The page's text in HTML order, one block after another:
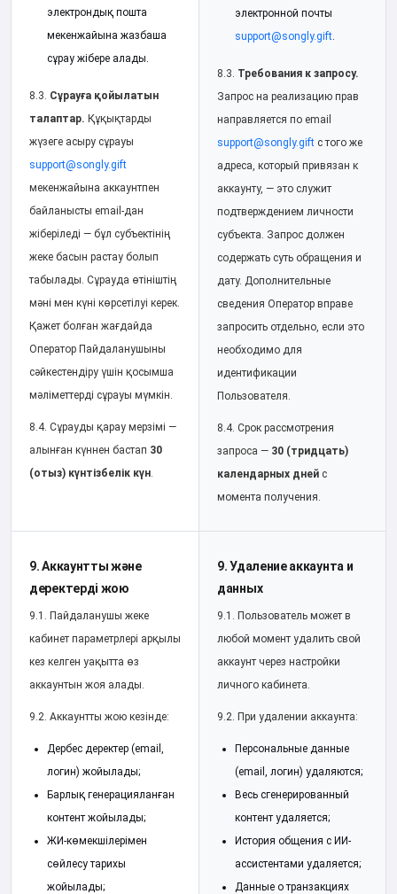
электрондық пошта
мекенжайына жазбаша
сұрау жібере алады.
8.3. Сұрауға қойылатын
талаптар. Құқықтарды
жүзеге асыру сұрауы
support@songly.gift
мекенжайына аккаунтпен
байланысты email-дан
жіберіледі — бұл субъектінің
жеке басын растау болып
табылады. Сұрауда өтініштің
мәні мен күні көрсетілуі керек.
Қажет болған жағдайда
Оператор Пайдаланушыны
сәйкестендіру үшін қосымша
мәліметтерді сұрауы мүмкін.
8.4. Сұрауды қарау мерзімі —
алынған күннен бастап 30
(отыз) күнтізбелік күн.
электронной почты
support@songly.gift.
8.3. Требования к запросу.
Запрос на реализацию прав
направляется по email
support@songly.gift с того же
адреса, который привязан к
аккаунту, — это служит
подтверждением личности
субъекта. Запрос должен
содержать суть обращения и
дату. Дополнительные
сведения Оператор вправе
запросить отдельно, если это
необходимо для
идентификации
Пользователя.
8.4. Срок рассмотрения
запроса — 30 (тридцать)
календарных дней с
момента получения.
9. Аккаунтты және
деректерді жою
9.1. Пайдаланушы жеке
кабинет параметрлері арқылы
кез келген уақытта өз
аккаунтын жоя алады.
9.2. Аккаунтты жою кезінде:
Дербес деректер (email,
логин) жойылады;
Барлық генерацияланған
контент жойылады;
ЖИ-көмекшілерімен
сөйлесу тарихы
жойылады;
9. Удаление аккаунта и
данных
9.1. Пользователь может в
любой момент удалить свой
аккаунт через настройки
личного кабинета.
9.2. При удалении аккаунта:
Персональные данные
(email, логин) удаляются;
Весь сгенерированный
контент удаляется;
История общения с ИИ-
ассистентами удаляется;
Данные о транзакциях